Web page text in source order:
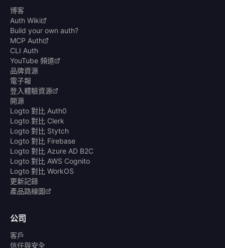
博客
Auth Wiki
Build your own auth?
MCP Auth
CLI Auth
YouTube 頻道
品牌資源
電子報
登入體驗資源
開源
Logto 對比 Auth0
Logto 對比 Clerk
Logto 對比 Stytch
Logto 對比 Firebase
Logto 對比 Azure AD B2C
Logto 對比 AWS Cognito
Logto 對比 WorkOS
更新記錄
產品路線圖
公司
客戶
信任與安全